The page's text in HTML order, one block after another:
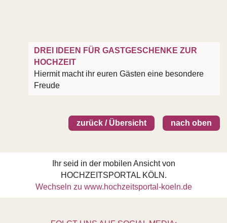
DREI IDEEN FÜR GASTGESCHENKE ZUR
HOCHZEIT
Hiermit macht ihr euren Gästen eine besondere
Freude
nach oben
zurück / Übersicht
Ihr seid in der mobilen Ansicht von
HOCHZEITSPORTAL KÖLN.
Wechseln zu www.hochzeitsportal-koeln.de